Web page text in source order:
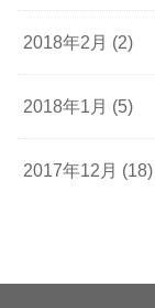
2018年2月 (2)
2018年1月 (5)
2017年12月 (18)